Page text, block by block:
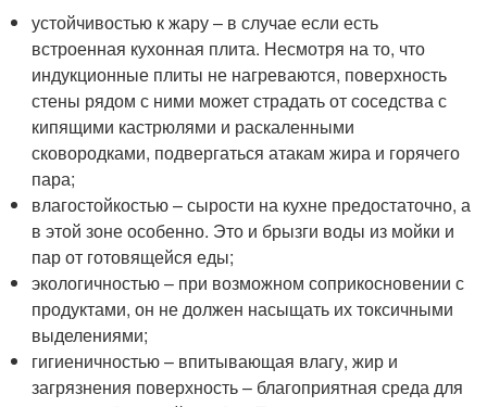
устойчивостью к жару – в случае если есть
встроенная кухонная плита. Несмотря на то, что
индукционные плиты не нагреваются, поверхность
стены рядом с ними может страдать от соседства с
кипящими кастрюлями и раскаленными
сковородками, подвергаться атакам жира и горячего
пара;
влагостойкостью – сырости на кухне предостаточно, а
в этой зоне особенно. Это и брызги воды из мойки и
пар от готовящейся еды;
экологичностью – при возможном соприкосновении с
продуктами, он не должен насыщать их токсичными
выделениями;
гигиеничностью – впитывающая влагу, жир и
загрязнения поверхность – благоприятная среда для